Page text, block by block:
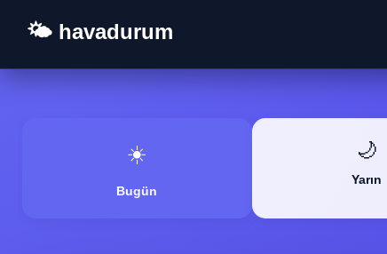
🌤️ havadurum
☀️
Bugün
🌙
Yarın